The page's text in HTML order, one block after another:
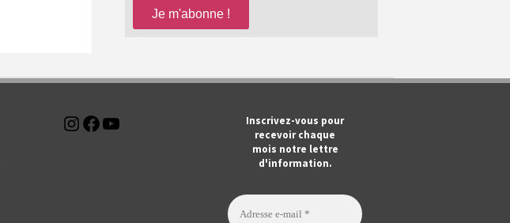
Instagram
Facebook
Inscrivez-vous pour
recevoir chaque
mois notre lettre
d'information.